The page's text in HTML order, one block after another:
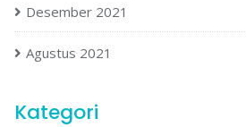
Desember 2021
Agustus 2021
Kategori